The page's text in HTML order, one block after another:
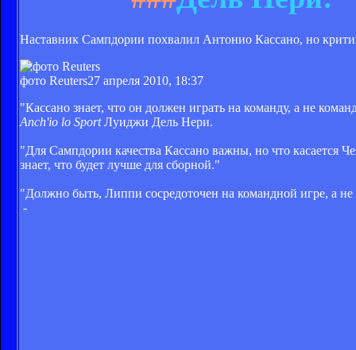
Наставник Сампдории похвалил Антонио Кассано, но
фото Reuters27 апреля 2010, 18:37
"Кассано знает, что он должен играть на команду, а не
Anch'io lo SportЛуиджи Дель Нери.
"Для Сампдории качества Кассано важны, но что касается
знает, что будет лучше для сборной."
"Должно быть, Липпи сосредоточен на командной игре, а
-